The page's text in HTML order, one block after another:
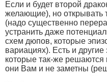
Если и будет второй
желающие), но открывать
(надо существенно
устранить даже
схем дюпов, которые
вариациях). Есть и
которые так-же решаются
они Вам и не заметны